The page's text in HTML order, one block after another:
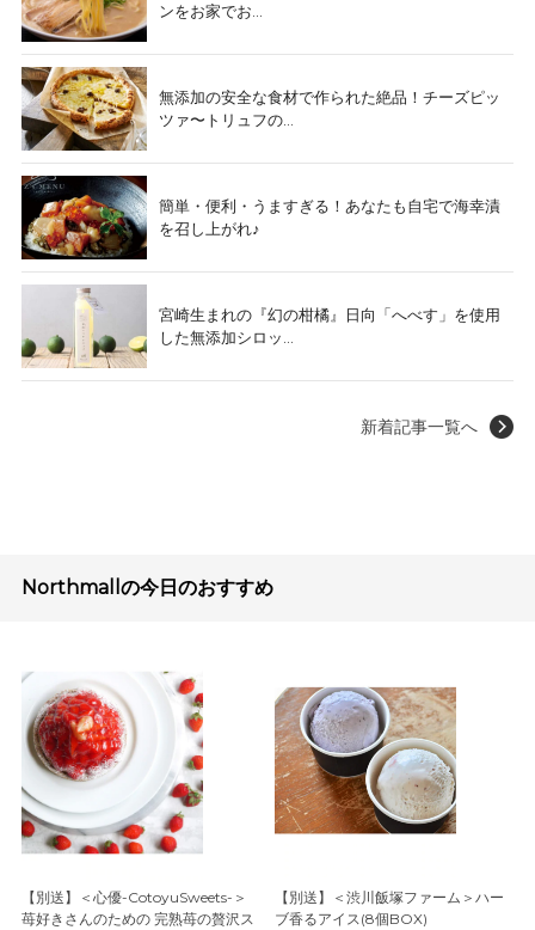
ンをお家でお...
無添加の安全な食材で作られた絶品！チーズピッ
ツァ〜トリュフの...
簡単・便利・うますぎる！あなたも自宅で海幸漬
を召し上がれ♪
宮崎生まれの『幻の柑橘』日向「へべす」を使用
した無添加シロッ...
新着記事一覧へ
Northmallの今日のおすすめ
【別送】＜心優-CotoyuSweets-＞
苺好きさんのための 完熟苺の贅沢ス
【別送】＜渋川飯塚ファーム＞ハー
ブ香るアイス(8個BOX)